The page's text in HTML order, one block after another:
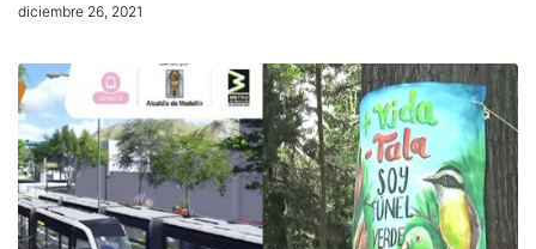
diciembre 26, 2021